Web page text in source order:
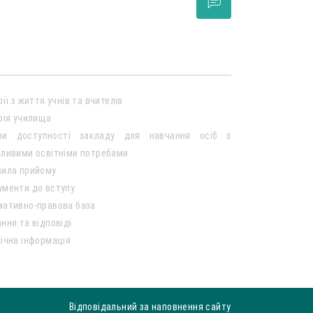
з життя учнів та вчителів
училища
доступності закладу для навчання осіб з
освітніми потребами
прийому
до вступу
правова база
та відповіді
інформація
Відповідальний за наповнення сайту